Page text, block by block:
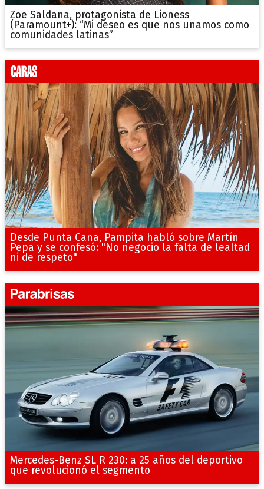
Zoe Saldana, protagonista de Lioness
(Paramount+): “Mi deseo es que nos unamos como
comunidades latinas”
Desde Punta Cana, Pampita habló sobre Martín
Pepa y se confesó: "No negocio la falta de lealtad
ni de respeto"
Mercedes-Benz SL R 230: a 25 años del deportivo
que revolucionó el segmento